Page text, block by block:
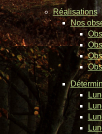
Réalisations
Nos